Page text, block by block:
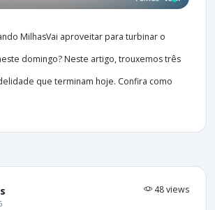
MilhasVai aproveitar para turbinar o
domingo? Neste artigo, trouxemos três
que terminam hoje. Confira como
48 views